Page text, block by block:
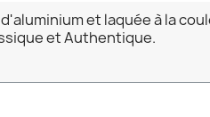
et laquée à la
et Authentique.